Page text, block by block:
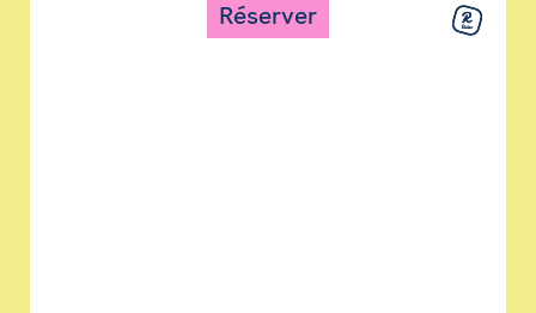
Réserver